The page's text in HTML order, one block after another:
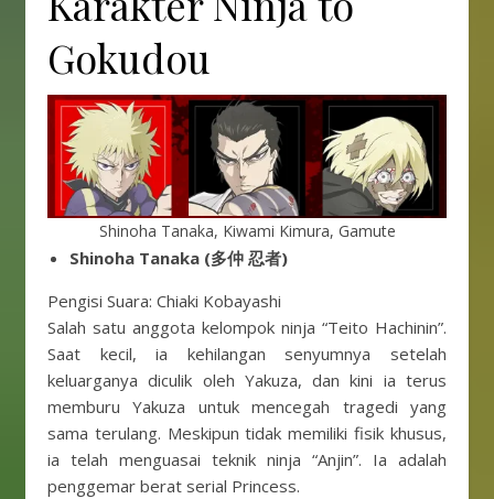
Gokudou
Shinoha Tanaka, Kiwami Kimura, Gamute
Shinoha Tanaka (多仲 忍者)
Pengisi Suara: Chiaki Kobayashi
Salah satu anggota kelompok ninja “Teito Hachinin”.
Saat kecil, ia kehilangan senyumnya setelah
keluarganya diculik oleh Yakuza, dan kini ia terus
memburu Yakuza untuk mencegah tragedi yang
sama terulang. Meskipun tidak memiliki fisik khusus,
ia telah menguasai teknik ninja “Anjin”. Ia adalah
penggemar berat serial Princess.